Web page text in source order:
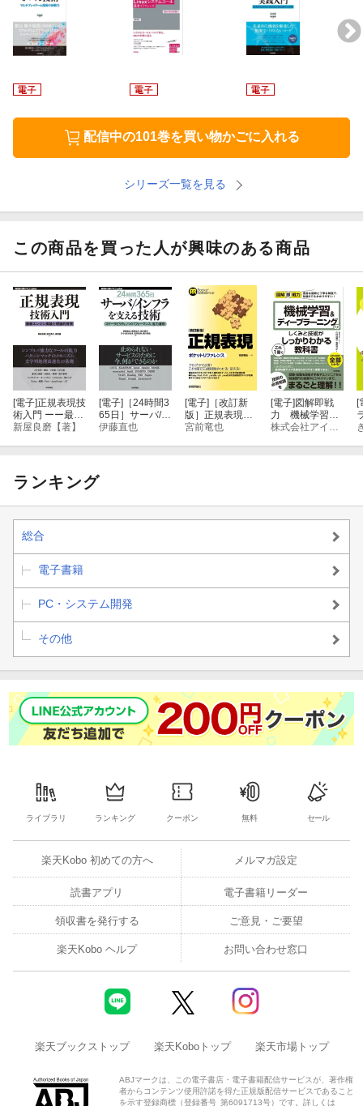
配信中の101巻を買い物かごに入れる
シリーズ一覧を見る
この商品を買った人が興味のある商品
[電子]正規表現技
術入門 ーー最新
エンジン実装と
新屋良磨【著】
[電子] ［24時間3
65日］サーバ/イ
ンフラを支える
ス、省力運用
伊藤直也
[電子] ［改訂新
版］正規表現ポ
ケットリファレ
宮前竜也
[電子] 図解即戦
力 機械学習&
ディープラーニ
株式会社アイデミー 山口達輝【著】
[
ランキング
総合
電子書籍
PC・システム開発
その他
ライブラリ ランキング クーポン 無料 セール
楽天Kobo 初めての方へ メルマガ設定
読書アプリ 電子書籍リーダー
領収書を発行する ご意見・ご要望
楽天Kobo ヘルプ お問い合わせ窓口
楽天ブックストップ 楽天Koboトップ 楽天市場トップ
ABJマークは、この電子書店・電子書籍配信サービスが、著作権
者からコンテンツ使用許諾を得た正規版配信サービスであること
を示す登録商標（登録番号 第6091713号）です。詳しくは